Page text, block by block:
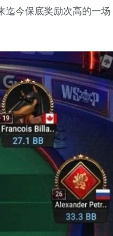
迄今保底奖励次高的一场